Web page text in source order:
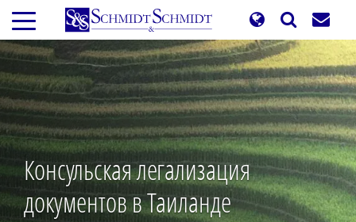
Перейти
основному
содержанию
Консульская легализация
документов в Таиланде